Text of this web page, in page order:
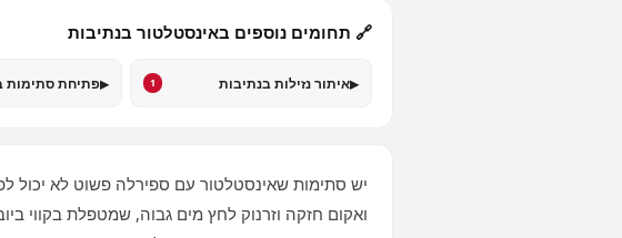
🔗 תחומים נוספים באינסטלטור בנתיבות
▸איתור נזילות בנתיבות 1
▸פתיחת סתימות
יש סתימות שאינסטלטור עם ספירלה פשוט לא יכול
ואקום חזקה וזרנוק לחץ מים גבוה, שמטפלת בקווי